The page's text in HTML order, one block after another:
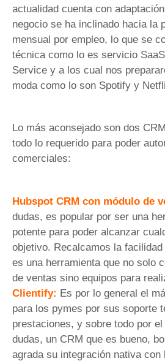
actualidad cuenta con
negocio se ha inclinado hacia la
mensual por empleo, lo que se
técnica como lo es servicio
Service y a los cual nos
moda como lo son Spotify y
Lo más aconsejado son dos
todo lo requerido para poder
comerciales:
Hubspot CRM con módulo de
dudas, es popular por ser una
potente para poder alcanzar
objetivo. Recalcamos la
es una herramienta que no solo
de ventas sino equipos para
Clientify: Es por lo general el
para los pymes por sus soporte
prestaciones, y sobre todo por
dudas, un CRM que es bueno,
agrada su integración nativa con